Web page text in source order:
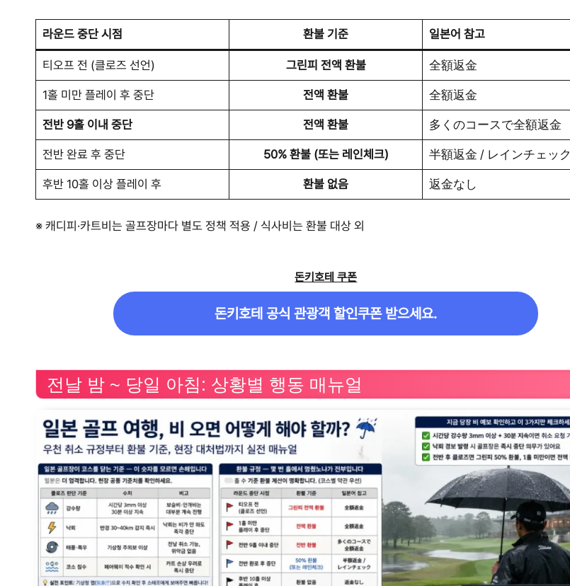
라운드 중단 시점 환불 기준 일본어 참고
티오프 전 (클로즈 선언) 그린피 전액 환불 全額返金
1홀 미만 플레이 후 중단 전액 환불 全額返金
전반 9홀 이내 중단 전액 환불 多くのコースで全額返金
전반 완료 후 중단 50% 환불 (또는 레인체크) 半額返金 / レインチェック
후반 10홀 이상 플레이 후 환불 없음 返金なし
※ 캐디피·카트비는 골프장마다 별도 정책 적용 / 식사비는 환불 대상 외
돈키호테 쿠폰
돈키호테 공식 관광객 할인쿠폰 받으세요.
전날 밤 ~ 당일 아침: 상황별 행동 매뉴얼